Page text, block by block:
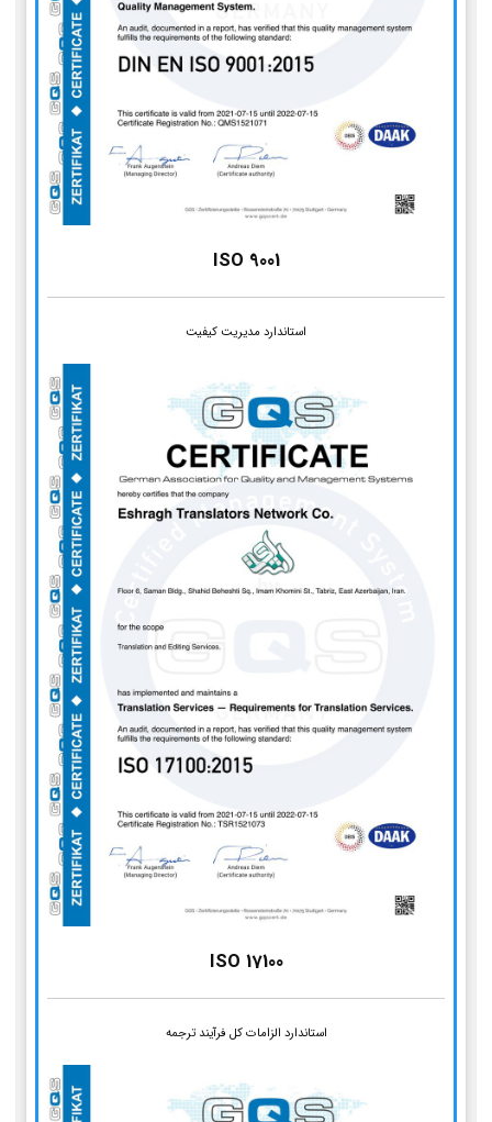
ISO 9001
استاندارد مدیریت کیفیت
ISO 17100
استاندارد الزامات کل فرآیند ترجمه